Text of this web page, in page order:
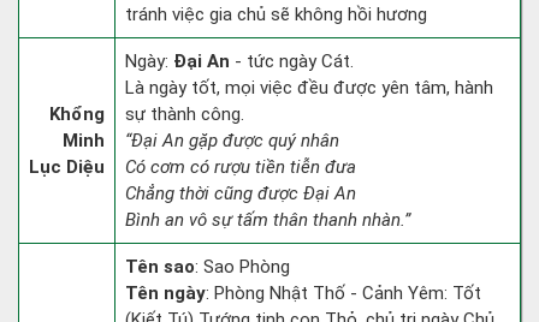
tránh việc gia chủ sẽ không hồi hương
Khổng
Minh
Lục Diệu
Ngày: Đại An - tức ngày Cát.
Là ngày tốt, mọi việc đều được yên tâm, hành
sự thành công.
“Đại An gặp được quý nhân
Có cơm có rượu tiền tiễn đưa
Chẳng thời cũng được Đại An
Bình an vô sự tấm thân thanh nhàn.”
Tên sao: Sao Phòng
Tên ngày: Phòng Nhật Thố - Cảnh Yêm: Tốt